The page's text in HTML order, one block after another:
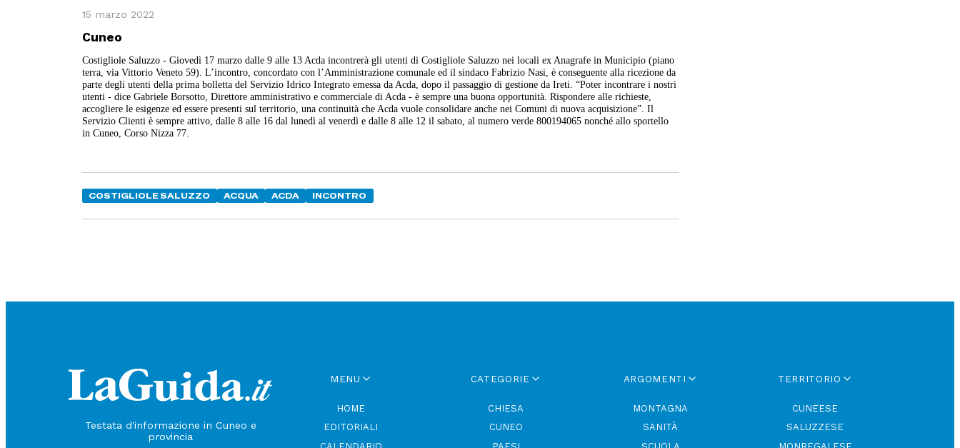
15 marzo 2022
Cuneo
Costigliole Saluzzo - Giovedì 17 marzo dalle 9 alle 13 Acda incontrerà gli utenti di Costigliole Saluzzo nei locali ex Anagrafe in Municipio (piano
terra, via Vittorio Veneto 59). L’incontro, concordato con l’Amministrazione comunale ed il sindaco Fabrizio Nasi, è conseguente alla ricezione da
parte degli utenti della prima bolletta del Servizio Idrico Integrato emessa da Acda, dopo il passaggio di gestione da Ireti. “Poter incontrare i nostri
utenti - dice Gabriele Borsotto, Direttore amministrativo e commerciale di Acda - è sempre una buona opportunità. Rispondere alle richieste,
accogliere le esigenze ed essere presenti sul territorio, una continuità che Acda vuole consolidare anche nei Comuni di nuova acquisizione”. Il
Servizio Clienti è sempre attivo, dalle 8 alle 16 dal lunedì al venerdì e dalle 8 alle 12 il sabato, al numero verde 800194065 nonché allo sportello
in Cuneo, Corso Nizza 77.
COSTIGLIOLE SALUZZO ACQUA ACDA INCONTRO
Testata d'informazione in Cuneo e
provincia
MENU
HOME
EDITORIALI
CATEGORIE
CHIESA
CUNEO
ARGOMENTI
MONTAGNA
SANITÀ
TERRITORIO
CUNEESE
SALUZZESE